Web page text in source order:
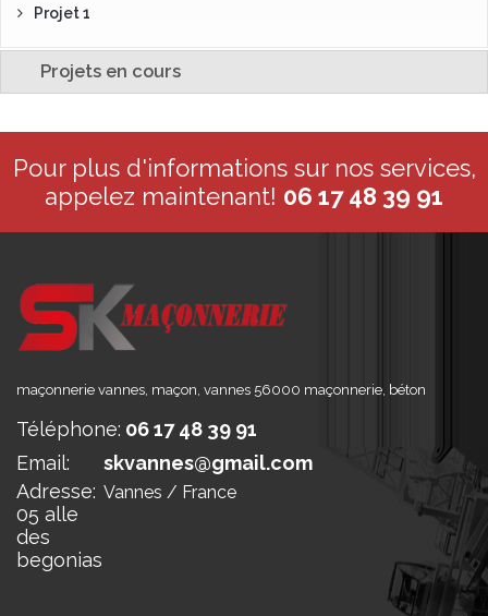
Projet 1
Projets en cours
Pour plus d'informations sur nos services,
appelez maintenant! 06 17 48 39 91
maçonnerie vannes, maçon, vannes 56000 maçonnerie, béton
Téléphone: 06 17 48 39 91
Email:
skvannes@gmail.com
Adresse:
05 alle
des
begonias
Vannes / France